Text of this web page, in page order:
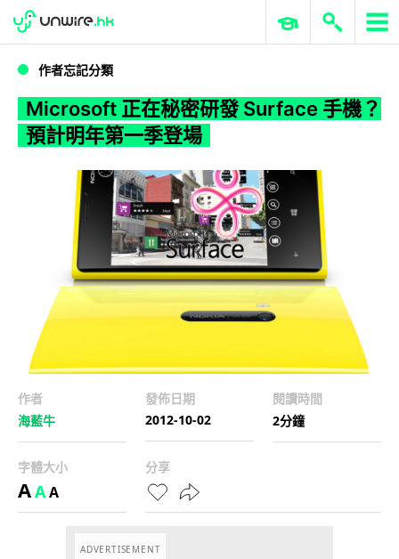
WWDC 2026 ERP 與商業 AI
作者忘記分類
Microsoft 正在秘密研發 Surface 手機？
預計明年第一季登場
作者
海藍牛
發佈日期
2012-10-02
閱讀時間
2分鐘
字體大小
AAA
分享
ADVERTISEMENT